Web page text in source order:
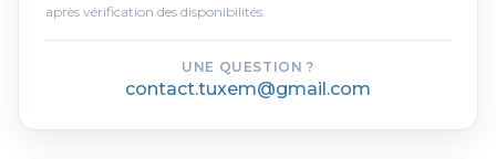
après vérification des disponibilités.
UNE QUESTION ?
contact.tuxem@gmail.com